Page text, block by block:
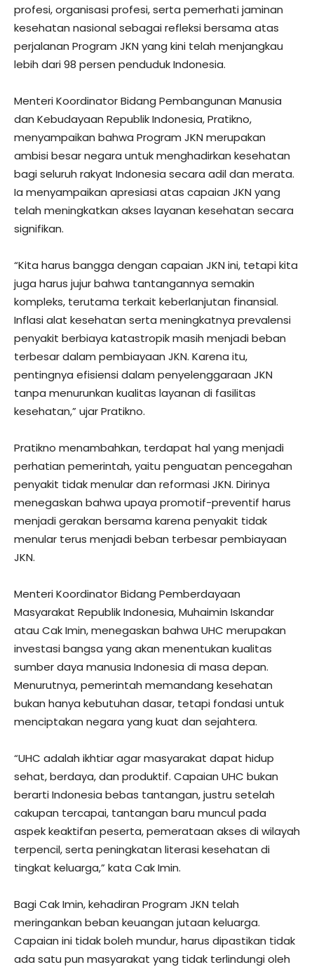
profesi, organisasi profesi, serta pemerhati jaminan
kesehatan nasional sebagai refleksi bersama atas
perjalanan Program JKN yang kini telah menjangkau
lebih dari 98 persen penduduk Indonesia.
Menteri Koordinator Bidang Pembangunan Manusia
dan Kebudayaan Republik Indonesia, Pratikno,
menyampaikan bahwa Program JKN merupakan
ambisi besar negara untuk menghadirkan kesehatan
bagi seluruh rakyat Indonesia secara adil dan merata.
Ia menyampaikan apresiasi atas capaian JKN yang
telah meningkatkan akses layanan kesehatan secara
signifikan.
“Kita harus bangga dengan capaian JKN ini, tetapi kita
juga harus jujur bahwa tantangannya semakin
kompleks, terutama terkait keberlanjutan finansial.
Inflasi alat kesehatan serta meningkatnya prevalensi
penyakit berbiaya katastropik masih menjadi beban
terbesar dalam pembiayaan JKN. Karena itu,
pentingnya efisiensi dalam penyelenggaraan JKN
tanpa menurunkan kualitas layanan di fasilitas
kesehatan,” ujar Pratikno.
Pratikno menambahkan, terdapat hal yang menjadi
perhatian pemerintah, yaitu penguatan pencegahan
penyakit tidak menular dan reformasi JKN. Dirinya
menegaskan bahwa upaya promotif-preventif harus
menjadi gerakan bersama karena penyakit tidak
menular terus menjadi beban terbesar pembiayaan
JKN.
Menteri Koordinator Bidang Pemberdayaan
Masyarakat Republik Indonesia, Muhaimin Iskandar
atau Cak Imin, menegaskan bahwa UHC merupakan
investasi bangsa yang akan menentukan kualitas
sumber daya manusia Indonesia di masa depan.
Menurutnya, pemerintah memandang kesehatan
bukan hanya kebutuhan dasar, tetapi fondasi untuk
menciptakan negara yang kuat dan sejahtera.
“UHC adalah ikhtiar agar masyarakat dapat hidup
sehat, berdaya, dan produktif. Capaian UHC bukan
berarti Indonesia bebas tantangan, justru setelah
cakupan tercapai, tantangan baru muncul pada
aspek keaktifan peserta, pemerataan akses di wilayah
terpencil, serta peningkatan literasi kesehatan di
tingkat keluarga,” kata Cak Imin.
Bagi Cak Imin, kehadiran Program JKN telah
meringankan beban keuangan jutaan keluarga.
Capaian ini tidak boleh mundur, harus dipastikan tidak
ada satu pun masyarakat yang tidak terlindungi oleh